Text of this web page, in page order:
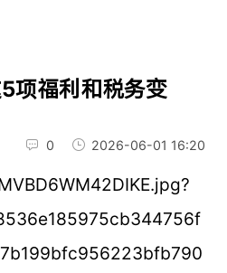
项福利和税务变
0 2026-06-01 16:20